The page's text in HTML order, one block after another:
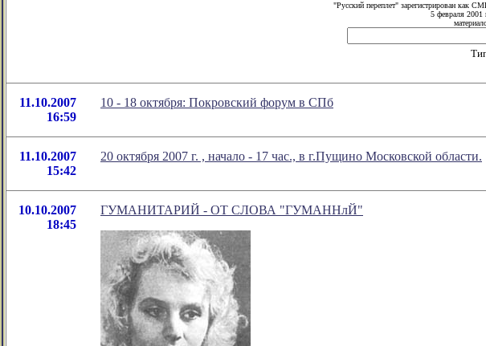
"Русский переплет" зарегистрирован как
5 февраля 2001
11.10.2007
16:59
10 - 18 октября: Покровский форум в СПб
11.10.2007
15:42
20 октября 2007 г. , начало - 17 час., в г.Пущино Московской области.
10.10.2007
18:45
ГУМАНИТАРИЙ - ОТ СЛОВА "ГУМАННлЙ"